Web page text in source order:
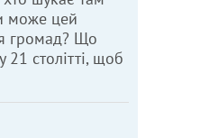
може цей
громад? Що
21 столітті, щоб